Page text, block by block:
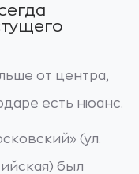
от центра,
есть нюанс.
(ул.
был